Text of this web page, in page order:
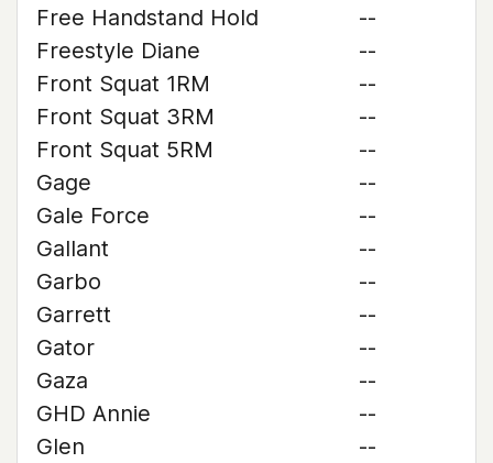
Free Handstand Hold
--
Freestyle Diane
--
Front Squat 1RM
--
Front Squat 3RM
--
Front Squat 5RM
--
Gage
--
Gale Force
--
Gallant
--
Garbo
--
Garrett
--
Gator
--
Gaza
--
GHD Annie
--
Glen
--